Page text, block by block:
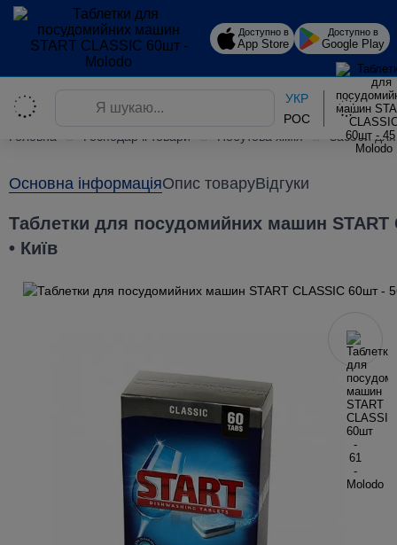
Доступно в
App Store
Доступно в
Google Play
УКР
РОС
Головна
Господарчі товари Побутова хімія Засоби
Основна інформаціяОпис товаруВідгуки
Таблетки для посудомийних машин START
• Київ